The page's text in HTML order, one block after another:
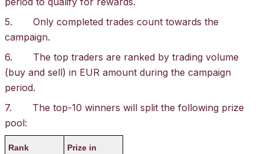
5. Only completed trades count towards the
campaign.
6. The top traders are ranked by trading volume
(buy and sell) in EUR amount during the campaign
period.
7. The top-10 winners will split the following prize
pool:
Rank
Prize in